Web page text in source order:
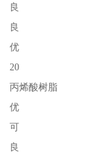
良
良
优
20
丙烯酸树脂
优
可
良